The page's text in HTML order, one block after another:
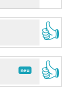
👍
neu
👍